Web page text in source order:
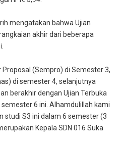
mengatakan bahwa Ujian
akhir dari beberapa
Proposal (Sempro) di Semester 3,
di semester 4, selanjutnya
berakhir dengan Ujian Terbuka
6 ini. Alhamdulillah kami
studi S3 ini dalam 6 semester (3
Kepala SDN 016 Suka